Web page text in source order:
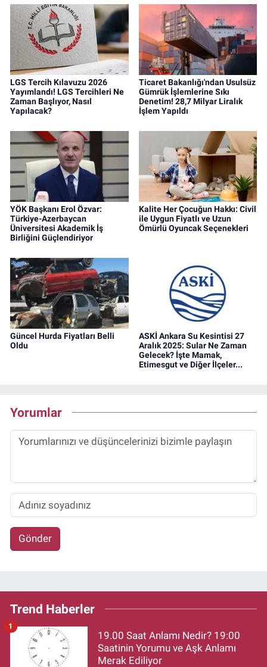
LGS Tercih Kılavuzu 2026
Yayımlandı! LGS Tercihleri Ne
Zaman Başlıyor, Nasıl
Yapılacak?
Ticaret Bakanlığı'ndan Usulsüz
Gümrük İşlemlerine Sıkı
Denetim! 28,7 Milyar Liralık
İşlem Yapıldı
YÖK Başkanı Erol Özvar:
Türkiye-Azerbaycan
Üniversitesi Akademik İş
Birliğini Güçlendiriyor
Kalite Her Çocuğun Hakkı: Civil
ile Uygun Fiyatlı ve Uzun
Ömürlü Oyuncak Seçenekleri
Güncel Hurda Fiyatları Belli
Oldu
ASKİ Ankara Su Kesintisi 27
Aralık 2025: Sular Ne Zaman
Gelecek? İşte Mamak,
Etimesgut ve Diğer İlçeler...
Yorumlar
Gönder
Trend Haberler
19.00 Saat Anlamı Nedir? 19:00
Saatinin Yorumu ve Aşk Anlamı
Merak Ediliyor
1